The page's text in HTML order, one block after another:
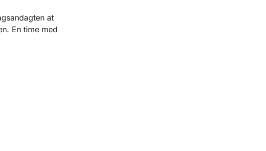
at
En time med